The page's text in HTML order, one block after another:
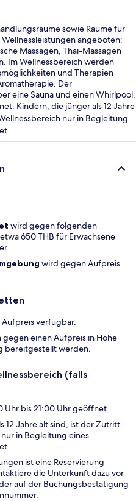
sowie Räume für
angeboten:
Massagen, Thai-Massagen
Im Wellnessbereich werden
und Therapien
Der
eine Sauna und einen Whirlpool.
Kindern, die jünger als 12 Jahre
nur in Begleitung
wird gegen folgenden
650 THB für Erwachsene
wird gegen Aufpreis
verfügbar.
einen Aufpreis in Höhe
bereitgestellt werden.
(falls
Uhr bis 21:00 Uhr geöffnet.
12 Jahre alt sind, ist der Zutritt
in Begleitung eines
ist eine Reservierung
die Unterkunft dazu vor
auf der Buchungsbestätigung